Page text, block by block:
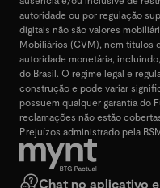
autoridade ou por regulação
digitais não são valores
Mobiliários (CVM), nem títulos
autoridade monetária,
do Brasil. O regime legal e
construção e pode variar
possuem qualquer garantia do
reclamações não estão
Prejuízos administrado pela
Chat no aplicativo